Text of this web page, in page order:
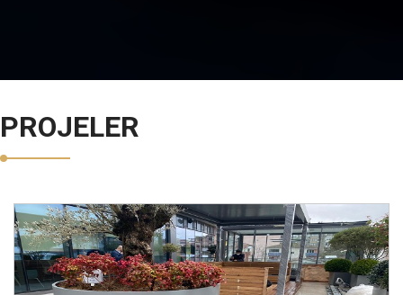
PROJELER